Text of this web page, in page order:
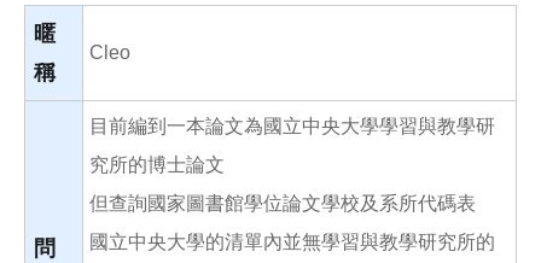
o
暱
稱
Cleo
問
目前編到一本論文為國立中央大學學習與教學研
究所的博士論文
但查詢國家圖書館學位論文學校及系所代碼表
國立中央大學的清單內並無學習與教學研究所的